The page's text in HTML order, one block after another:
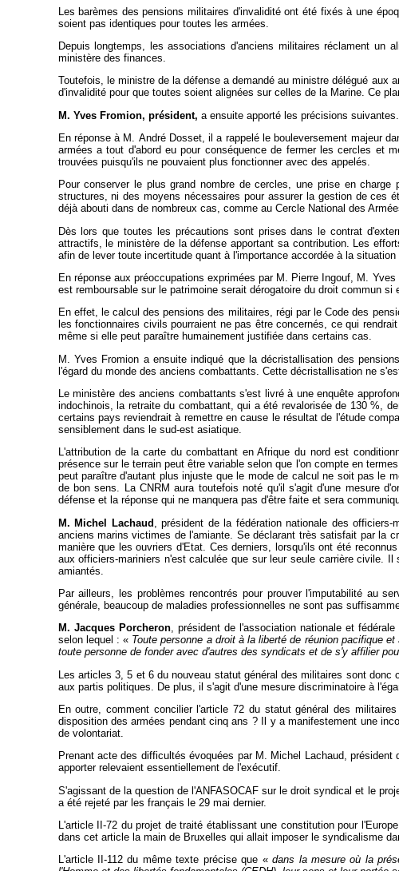
Les barèmes des pensions militaires d'invalidité ont été fixés à une
soient pas identiques pour toutes les armées.
Depuis longtemps, les associations d'anciens militaires réclament
ministère des finances.
Toutefois, le ministre de la défense a demandé au ministre délégué aux
d'invalidité pour que toutes soient alignées sur celles de la Marine. Ce
M. Yves Fromion, président, a ensuite apporté les précisions suivantes.
En réponse à M. André Dosset, il a rappelé le bouleversement majeur
armées a tout d'abord eu pour conséquence de fermer les cercles et
trouvées puisqu'ils ne pouvaient plus fonctionner avec des appelés.
Pour conserver le plus grand nombre de cercles, une prise en
structures, ni des moyens nécessaires pour assurer la gestion de ces
déjà abouti dans de nombreux cas, comme au Cercle National des
Dès lors que toutes les précautions sont prises dans le contrat
attractifs, le ministère de la défense apportant sa contribution. Les
afin de lever toute incertitude quant à l'importance accordée à la
En réponse aux préoccupations exprimées par M. Pierre Ingouf, M.
est remboursable sur le patrimoine serait dérogatoire du droit commun
En effet, le calcul des pensions des militaires, régi par le Code des
les fonctionnaires civils pourraient ne pas être concernés, ce qui
même si elle peut paraître humainement justifiée dans certains cas.
M. Yves Fromion a ensuite indiqué que la décristallisation des
l'égard du monde des anciens combattants. Cette décristallisation ne
Le ministère des anciens combattants s'est livré à une enquête
indochinois, la retraite du combattant, qui a été revalorisée de 130 %,
certains pays reviendrait à remettre en cause le résultat de l'étude
sensiblement dans le sud-est asiatique.
L'attribution de la carte du combattant en Afrique du nord est
présence sur le terrain peut être variable selon que l'on compte en
peut paraître d'autant plus injuste que le mode de calcul ne soit pas le
de bon sens. La CNRM aura toutefois noté qu'il s'agit d'une mesure
défense et la réponse qui ne manquera pas d'être faite et sera
M. Michel Lachaud , président de la fédération nationale des
anciens marins victimes de l'amiante. Se déclarant très satisfait par la
manière que les ouvriers d'Etat. Ces derniers, lorsqu'ils ont été
aux officiers-mariniers n'est calculée que sur leur seule carrière civile.
amiantés.
Par ailleurs, les problèmes rencontrés pour prouver l'imputabilité au
générale, beaucoup de maladies professionnelles ne sont pas
M. Jacques Porcheron, président de l'association nationale et
selon lequel : « Toute personne a droit à la liberté de réunion pacifique
toute personne de fonder avec d'autres des syndicats et de s'y affilier
Les articles 3, 5 et 6 du nouveau statut général des militaires sont
aux partis politiques. De plus, il s'agit d'une mesure discriminatoire à
En outre, comment concilier l'article 72 du statut général des
disposition des armées pendant cinq ans ? Il y a manifestement une
de volontariat.
Prenant acte des difficultés évoquées par M. Michel Lachaud,
apporter relevaient essentiellement de l'exécutif.
S'agissant de la question de l'ANFASOCAF sur le droit syndical et le
a été rejeté par les français le 29 mai dernier.
L'article II-72 du projet de traité établissant une constitution pour
dans cet article la main de Bruxelles qui allait imposer le syndicalisme
L'article II-112 du même texte précise que «dans la mesure où la